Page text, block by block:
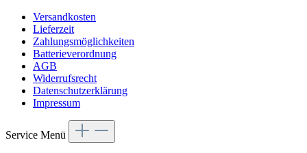
Versandkosten
Lieferzeit
Zahlungsmöglichkeiten
Batterieverordnung
AGB
Widerrufsrecht
Datenschutzerklärung
Impressum
Service Menü